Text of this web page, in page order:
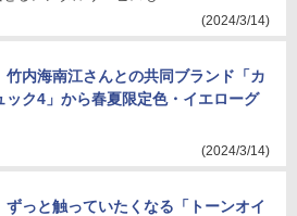
(2024/3/14)
竹内海南江さんとの共同ブランド「カ
ック4」から春夏限定色・イエローグ
(2024/3/14)
ずっと触っていたくなる「トーンオイ